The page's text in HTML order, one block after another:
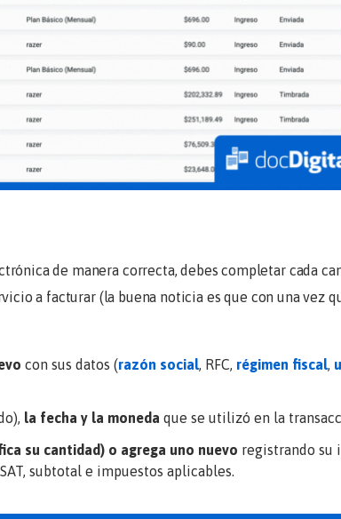
de manera correcta, debes completar cada
a facturar (la buena noticia es que con una vez
con sus datos (razón social, RFC, régimen fiscal,
la fecha y la moneda que se utilizó en la
su cantidad) o agrega uno nuevo registrando su
subtotal e impuestos aplicables.